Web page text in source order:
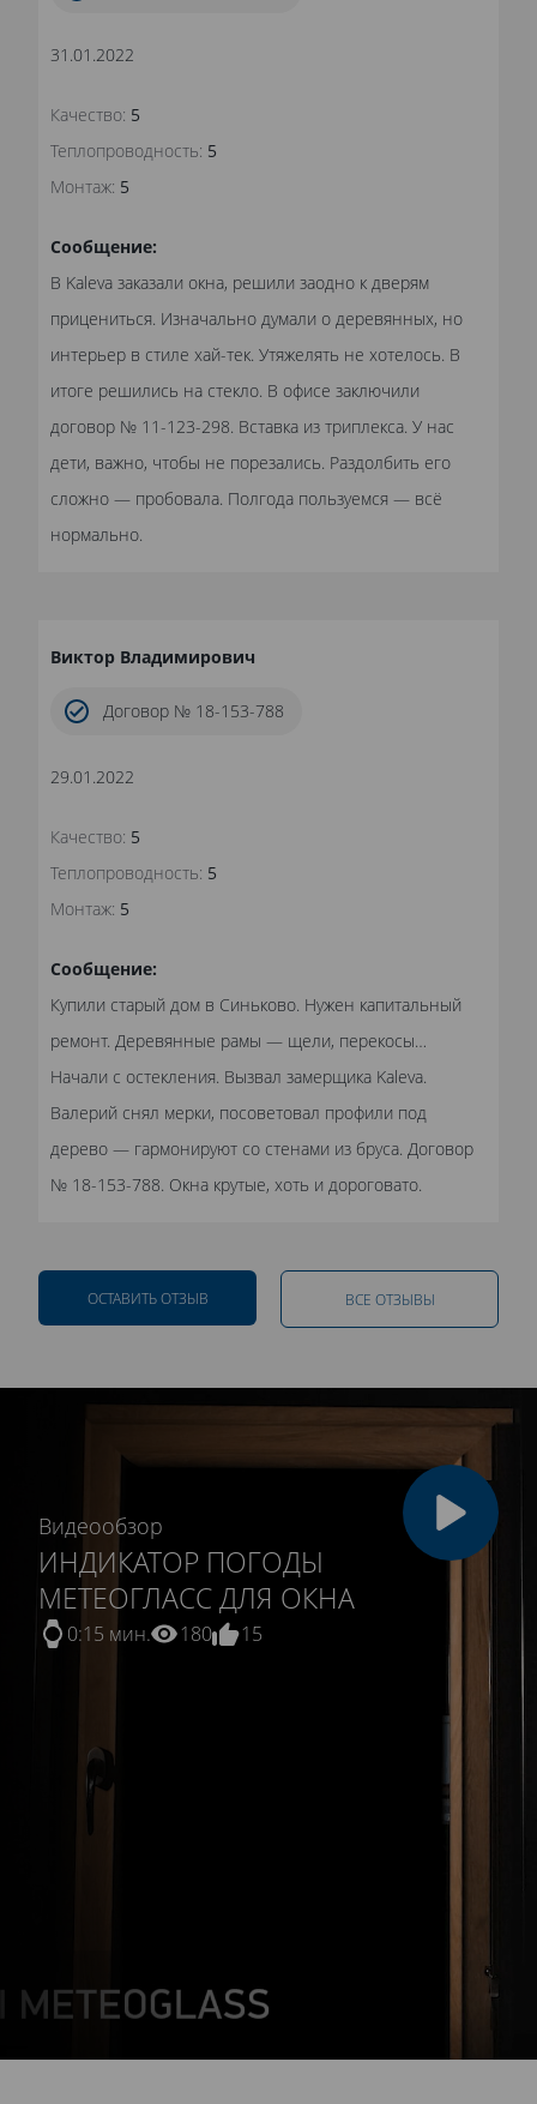
31.01.2022
Качество: 5
Теплопроводность: 5
Монтаж: 5
Сообщение:
В Kaleva заказали окна, решили заодно к дверям
прицениться. Изначально думали о деревянных, но
интерьер в стиле хай-тек. Утяжелять не хотелось. В
итоге решились на стекло. В офисе заключили
договор № 11-123-298. Вставка из триплекса. У нас
дети, важно, чтобы не порезались. Раздолбить его
сложно — пробовала. Полгода пользуемся — всё
нормально.
Виктор Владимирович
Договор № 18-153-788
29.01.2022
Качество: 5
Теплопроводность: 5
Монтаж: 5
Сообщение:
Купили старый дом в Синьково. Нужен капитальный
ремонт. Деревянные рамы — щели, перекосы…
Начали с остекления. Вызвал замерщика Kaleva.
Валерий снял мерки, посоветовал профили под
дерево — гармонируют со стенами из бруса. Договор
№ 18-153-788. Окна крутые, хоть и дороговато.
ОСТАВИТЬ ОТЗЫВ ВСЕ ОТЗЫВЫ
Видеообзор
ИНДИКАТОР ПОГОДЫ
МЕТЕОГЛАСС ДЛЯ ОКНА
0:15 мин. 180 15